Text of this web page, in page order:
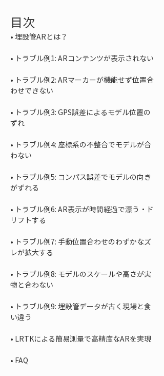
目次
•
•
• トラブル例2: ARマーカーが機能せず位置合
• トラブル例3: GPS誤差によるモデル位置の
• トラブル例4: 座標系の不整合でモデルが合
• トラブル例5: コンパス誤差でモデルの向き
• トラブル例6: AR表示が時間経過で漂う・ド
• トラブル例7: 手動位置合わせのわずかなズ
• トラブル例8: モデルのスケールや高さが実
• トラブル例9: 埋設管データが古く現場と食
•
• FAQ